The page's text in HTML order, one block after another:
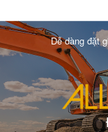
Dễ dàng đặt